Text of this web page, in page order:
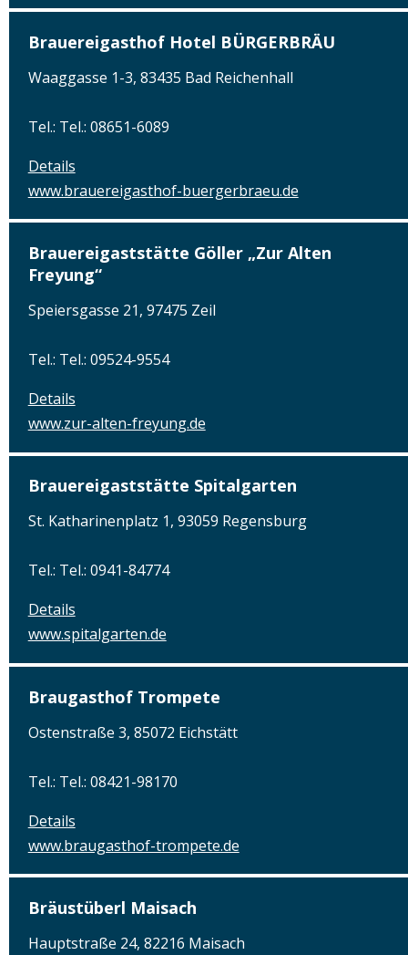
Brauereigasthof Hotel BÜRGERBRÄU
Waaggasse 1-3, 83435 Bad Reichenhall
Tel.: Tel.: 08651-6089
Details
www.brauereigasthof-buergerbraeu.de
Brauereigaststätte Göller „Zur Alten
Freyung“
Speiersgasse 21, 97475 Zeil
Tel.: Tel.: 09524-9554
Details
www.zur-alten-freyung.de
Brauereigaststätte Spitalgarten
St. Katharinenplatz 1, 93059 Regensburg
Tel.: Tel.: 0941-84774
Details
www.spitalgarten.de
Braugasthof Trompete
Ostenstraße 3, 85072 Eichstätt
Tel.: Tel.: 08421-98170
Details
www.braugasthof-trompete.de
Bräustüberl Maisach
Hauptstraße 24, 82216 Maisach